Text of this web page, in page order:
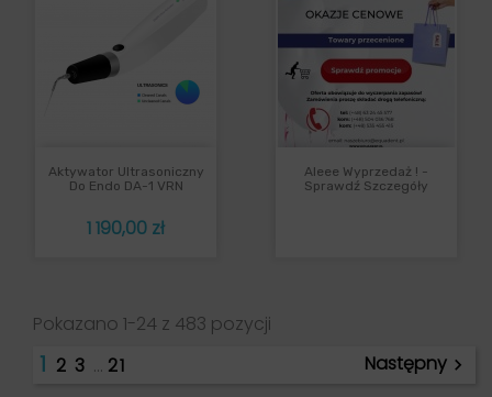
Aktywator Ultrasoniczny
Do Endo DA-1 VRN
Cena
1 190,00 zł
Aleee Wyprzedaż ! -
Sprawdź Szczegóły
Pokazano 1-24 z 483 pozycji
1 2 3 … 21 Następny 